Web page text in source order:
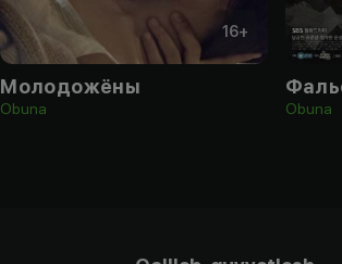
16+
Молодожёны
Obuna Obuna